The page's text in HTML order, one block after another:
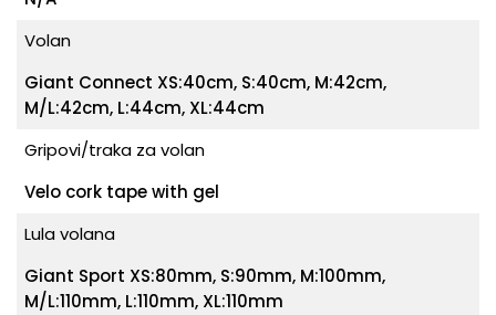
Volan
Giant Connect XS:40cm, S:40cm, M:42cm,
M/L:42cm, L:44cm, XL:44cm
Gripovi/traka za volan
Velo cork tape with gel
Lula volana
Giant Sport XS:80mm, S:90mm, M:100mm,
M/L:110mm, L:110mm, XL:110mm